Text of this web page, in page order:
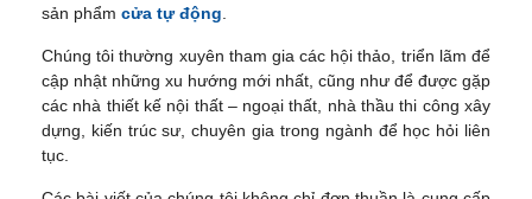
sản phẩm cửa tự động.
Chúng tôi thường xuyên tham gia các hội thảo, triển lãm để
cập nhật những xu hướng mới nhất, cũng như để được gặp
các nhà thiết kế nội thất – ngoại thất, nhà thầu thi công xây
dựng, kiến trúc sư, chuyên gia trong ngành để học hỏi liên
tục.